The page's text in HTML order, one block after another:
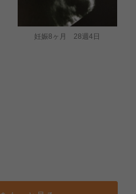
妊娠8ヶ月 28週4日